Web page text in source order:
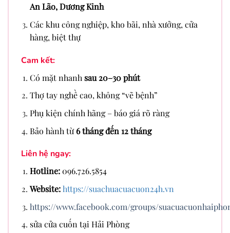
An Lão, Dương Kinh
Các khu công nghiệp, kho bãi, nhà xưởng, cửa
hàng, biệt thự
Cam kết:
Có mặt nhanh sau 20–30 phút
Thợ tay nghề cao, không “vẽ bệnh”
Phụ kiện chính hãng – báo giá rõ ràng
Bảo hành từ6 tháng đến 12 tháng
Liên hệ ngay:
Hotline:096.726.5854
Website: https://suachuacuacuon24h.vn
https://www.facebook.com/groups/
sửa cửa cuốn tại Hải Phòng